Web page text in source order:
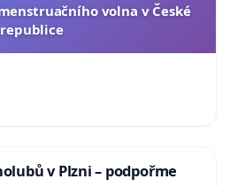
volna v České
republice
v Plzni – podpořme